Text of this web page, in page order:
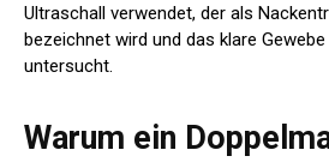
Ultraschall verwendet, der als
bezeichnet wird und das klare
untersucht.
Warum ein